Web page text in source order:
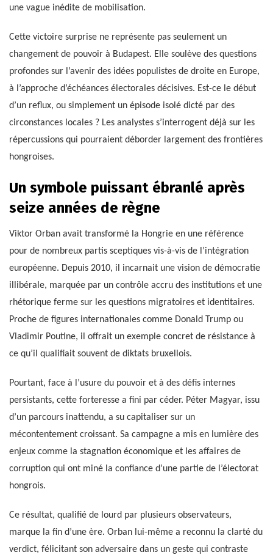
une vague inédite de mobilisation.
Cette victoire surprise ne représente pas seulement un
changement de pouvoir à Budapest. Elle soulève des questions
profondes sur l’avenir des idées populistes de droite en Europe,
à l’approche d’échéances électorales décisives. Est-ce le début
d’un reflux, ou simplement un épisode isolé dicté par des
circonstances locales ? Les analystes s’interrogent déjà sur les
répercussions qui pourraient déborder largement des frontières
hongroises.
Un symbole puissant ébranlé après
seize années de règne
Viktor Orban avait transformé la Hongrie en une référence
pour de nombreux partis sceptiques vis-à-vis de l’intégration
européenne. Depuis 2010, il incarnait une vision de démocratie
illibérale, marquée par un contrôle accru des institutions et une
rhétorique ferme sur les questions migratoires et identitaires.
Proche de figures internationales comme Donald Trump ou
Vladimir Poutine, il offrait un exemple concret de résistance à
ce qu’il qualifiait souvent de diktats bruxellois.
Pourtant, face à l’usure du pouvoir et à des défis internes
persistants, cette forteresse a fini par céder. Péter Magyar, issu
d’un parcours inattendu, a su capitaliser sur un
mécontentement croissant. Sa campagne a mis en lumière des
enjeux comme la stagnation économique et les affaires de
corruption qui ont miné la confiance d’une partie de l’électorat
hongrois.
Ce résultat, qualifié de lourd par plusieurs observateurs,
marque la fin d’une ère. Orban lui-même a reconnu la clarté du
verdict, félicitant son adversaire dans un geste qui contraste